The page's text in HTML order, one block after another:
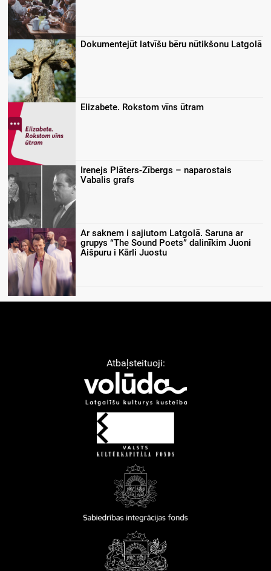
Dokumentejūt latvīšu bēru nūtikšonu Latgolā
Elizabete. Rokstom vīns ūtram
Irenejs Plāters-Zībergs – naparostais
Vabalis grafs
Ar saknem i sajiutom Latgolā. Saruna ar
grupys “The Sound Poets” dalinīkim Juoni
Aišpuru i Kārli Juostu
Atbaļsteituoji: